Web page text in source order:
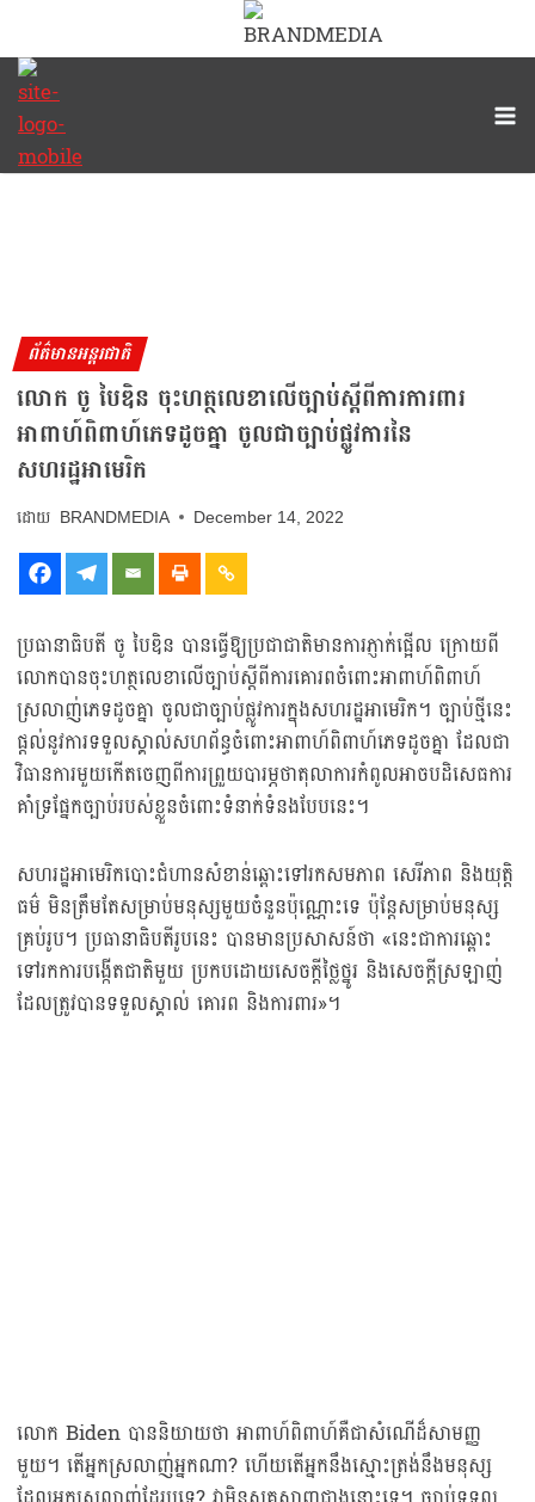
ព័ត៌មានអន្តរជាតិ
លោក ចូ បៃឌិន ចុះហត្ថលេខាលើច្បាប់ស្ដីពីការការពារ
អាពាហ៍ពិពាហ៍ភេទដូចគ្នា ចូលជាច្បាប់ផ្លូវការនៃ
សហរដ្ឋអាមេរិក
BRANDMEDIA December 14, 2022
ប្រធានាធិបតី ចូ បៃឌិន បានធ្វើឱ្យប្រជាជាតិមានការភ្ញាក់ផ្អើល ក្រោយពី
លោកបានចុះហត្ថលេខាលើច្បាប់ស្តីពីការគោរពចំពោះអាពាហ៍ពិពាហ៍
ស្រលាញ់ភេទដូចគ្នា ចូលជាច្បាប់ផ្លូវការក្នុងសហរដ្ឋអាមេរិក។ ច្បាប់ថ្មីនេះ
ផ្តល់នូវការទទួលស្គាល់សហព័ន្ធចំពោះអាពាហ៍ពិពាហ៍ភេទដូចគ្នា ដែលជា
វិធានការមួយកើតចេញពីការព្រួយបារម្ភថាតុលាការកំពូលអាចបដិសេធការ
គាំទ្រផ្នែកច្បាប់របស់ខ្លួនចំពោះទំនាក់ទំនងបែបនេះ។
សហរដ្ឋអាមេរិកបោះជំហានសំខាន់ឆ្ពោះទៅរកសមភាព សេរីភាព និងយុត្តិ
ធម៌ មិនត្រឹមតែសម្រាប់មនុស្សមួយចំនួនប៉ុណ្ណោះទេ ប៉ុន្តែសម្រាប់មនុស្ស
គ្រប់រូប។ ប្រធានាធិបតីរូបនេះ បានមានប្រសាសន៍ថា «នេះជាការឆ្ពោះ
ទៅរកការបង្កើតជាតិមួយ ប្រកបដោយសេចក្តីថ្លៃថ្នូរ និងសេចក្តីស្រឡាញ់
ដែលត្រូវបានទទួលស្គាល់ គោរព និងការពារ»។
លោក Biden បាននិយាយថា អាពាហ៍ពិពាហ៍គឺជាសំណើដ៏សាមញ្ញ
មួយ។ តើអ្នកស្រលាញ់អ្នកណា? ហើយតើអ្នកនឹងស្មោះត្រង់នឹងមនុស្ស